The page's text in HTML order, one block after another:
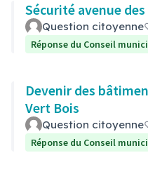
Sécurité avenue
Question citoyenne
Réponse du Conseil
Devenir des
Vert Bois
Question citoyenne
Réponse du Conseil